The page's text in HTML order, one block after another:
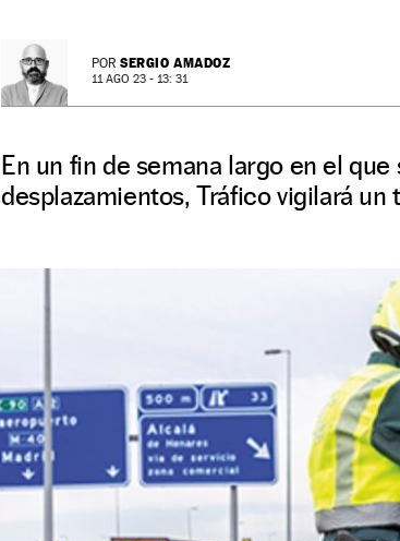
POR SERGIO AMADOZ
11 AGO 23 - 13: 31
En un fin de semana largo en el
desplazamientos, Tráfico vigilará